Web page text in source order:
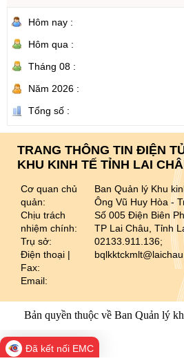
Hôm nay :
Hôm qua :
Tháng 08 :
Năm 2026 :
Tổng số :
TRANG THÔNG TIN ĐIỆN
KHU KINH TẾ TỈNH LAI
Cơ quan chủ
quản:
Chịu trách
nhiệm chính:
Trụ sở:
Điện thoại |
Fax:
Email:
Ban Quản lý Khu
Ông Vũ Huy Hòa -
Số 005 Điện Biên
TP Lai Châu, Tỉnh
02133.911.136;
Bản quyền thuộc về Ban Quản lý
Đã kết nối EMC